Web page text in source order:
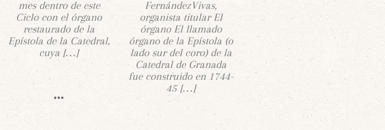
mes dentro de este
Ciclo con el órgano
restaurado de la
Epístola de la Catedral,
cuya […]
FernándezVivas,
organista titular El
órgano El llamado
órgano de la Epístola (o
lado sur del coro) de la
Catedral de Granada
fue construido en 1744-
45 […]